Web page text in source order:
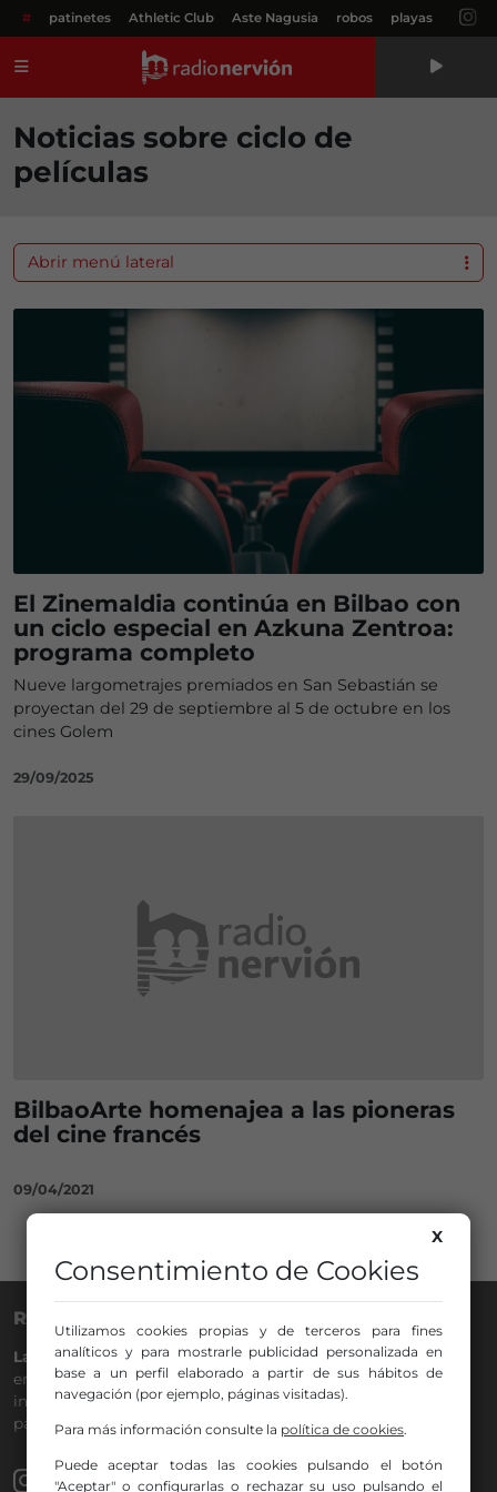
# patinetes Athletic Club Aste Nagusia robos playas
Noticias sobre ciclo de
películas
El Zinemaldia continúa en Bilbao con
un ciclo especial en Azkuna Zentroa:
programa completo
Nueve largometrajes premiados en San Sebastián se
proyectan del 29 de septiembre al 5 de octubre en los
cines Golem
29/09/2025
BilbaoArte homenajea a las pioneras
del cine francés
09/04/2021
Abrir menú lateral
RADIO NERVIÓN
La Gran Familia desde hace40 añosen la88.0de tu dial. La
emisora de Bilbao para todos los públicos, con Más Música,
información a menos cinco, deportes, tráfico y la
participación de los oyentes.
X
Consentimiento de Cookies
Utilizamos cookies propias y de terceros para fines
analíticos y para mostrarle publicidad personalizada en
base a un perfil elaborado a partir de sus hábitos de
navegación (por ejemplo, páginas visitadas).
Para más información consulte la política de cookies.
Puede aceptar todas las cookies pulsando el botón
"Aceptar" o configurarlas o rechazar su uso pulsando el